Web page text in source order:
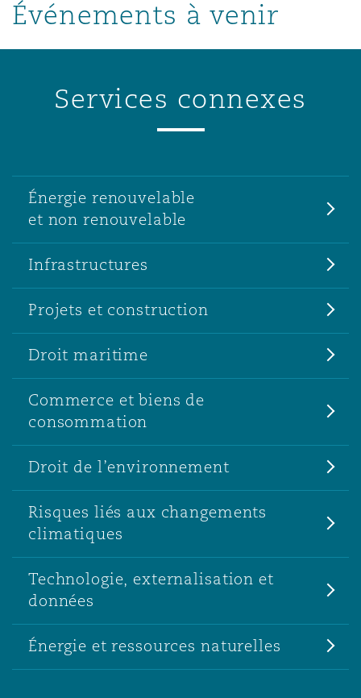
Événements à venir
Services connexes
Énergie renouvelable
et non renouvelable
Infrastructures
Projets et construction
Droit maritime
Commerce et biens de
consommation
Droit de l’environnement
Risques liés aux changements
climatiques
Technologie, externalisation et
données
Énergie et ressources naturelles